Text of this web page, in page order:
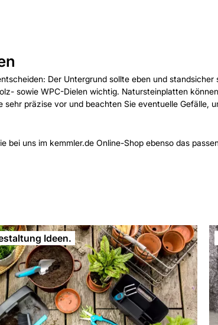
Der Untergrund sollte eben und
sowie WPC-Dielen wichtig. Natursteinplatten
präzise vor und beachten Sie eventuelle Gefälle,
uns im kemmler.de Online-Shop ebenso das
Ideen.